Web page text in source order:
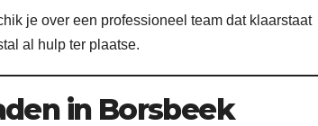
je over een professioneel team dat klaarstaat
al hulp ter plaatse.
in Borsbeek